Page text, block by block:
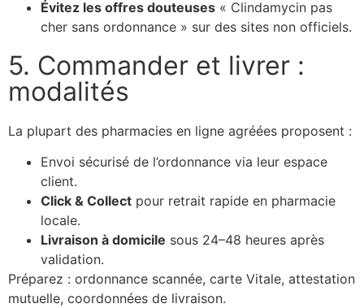
Évitez les offres douteuses « Clindamycin pas
cher sans ordonnance » sur des sites non officiels.
5. Commander et livrer :
modalités
La plupart des pharmacies en ligne agréées proposent :
Envoi sécurisé de l’ordonnance via leur espace
client.
Click & Collect pour retrait rapide en pharmacie
locale.
Livraison à domicile sous 24–48 heures après
validation.
Préparez : ordonnance scannée, carte Vitale, attestation
mutuelle, coordonnées de livraison.